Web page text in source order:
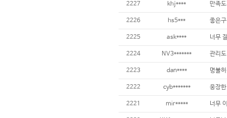
2227 khj****
2226 hs5*** 좋은
2225 ask****
2224 NV3*******
2223 dan****
2222 cyb******* 웅장
2221 mir***** 너무